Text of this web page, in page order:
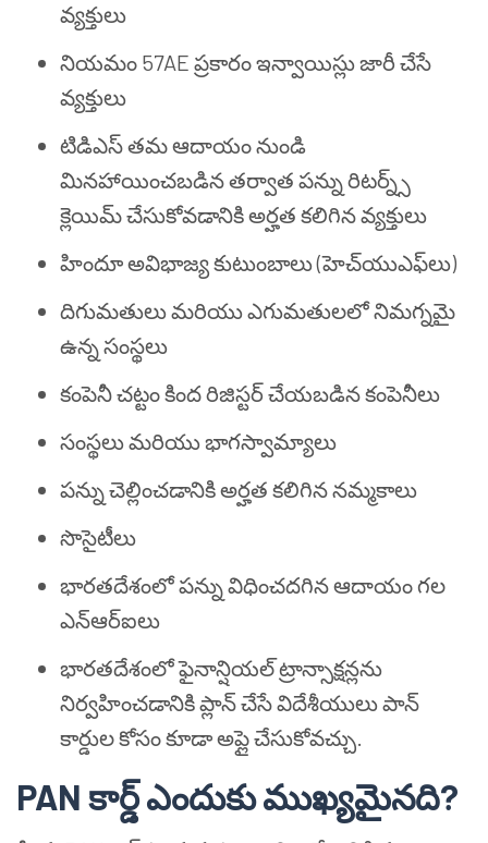
వ్యక్తులు
నియమం 57AE ప్రకారం ఇన్వాయిస్లు జారీ చేసే
వ్యక్తులు
టిడిఎస్ తమ ఆదాయం నుండి
మినహాయించబడిన తర్వాత పన్ను రిటర్న్స్
క్లెయిమ్ చేసుకోవడానికి అర్హత కలిగిన వ్యక్తులు
హిందూ అవిభాజ్య కుటుంబాలు (హెచ్‌యుఎఫ్‌లు)
దిగుమతులు మరియు ఎగుమతులలో నిమగ్నమై
ఉన్న సంస్థలు
కంపెనీ చట్టం కింద రిజిస్టర్ చేయబడిన కంపెనీలు
సంస్థలు మరియు భాగస్వామ్యాలు
పన్ను చెల్లించడానికి అర్హత కలిగిన నమ్మకాలు
సొసైటీలు
భారతదేశంలో పన్ను విధించదగిన ఆదాయం గల
ఎన్ఆర్ఐలు
భారతదేశంలో ఫైనాన్షియల్ ట్రాన్సాక్షన్లను
నిర్వహించడానికి ప్లాన్ చేసే విదేశీయులు పాన్
కార్డుల కోసం కూడా అప్లై చేసుకోవచ్చు.
PAN కార్డ్ ఎందుకు ముఖ్యమైనది?